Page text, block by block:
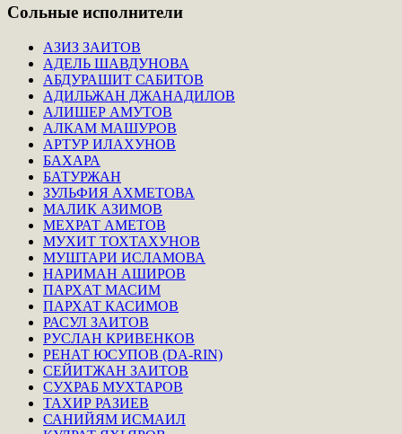
Сольные исполнители
АЗИЗ ЗАИТОВ
АДЕЛЬ ШАВДУНОВА
АБДУРАШИТ САБИТОВ
АДИЛЬЖАН ДЖАНАДИЛОВ
АЛИШЕР АМУТОВ
АЛКАМ МАШУРОВ
АРТУР ИЛАХУНОВ
БАХАРА
БАТУРЖАН
ЗУЛЬФИЯ АХМЕТОВА
МАЛИК АЗИМОВ
МЕХРАТ АМЕТОВ
МУХИТ ТОХТАХУНОВ
МУШТАРИ ИСЛАМОВА
НАРИМАН АШИРОВ
ПАРХАТ МАСИМ
ПАРХАТ КАСИМОВ
РАСУЛ ЗАИТОВ
РУСЛАН КРИВЕНКОВ
РЕНАТ ЮСУПОВ (DA-RIN)
СЕЙИТЖАН ЗАИТОВ
СУХРАБ МУХТАРОВ
ТАХИР РАЗИЕВ
САНИЙЯМ ИСМАИЛ